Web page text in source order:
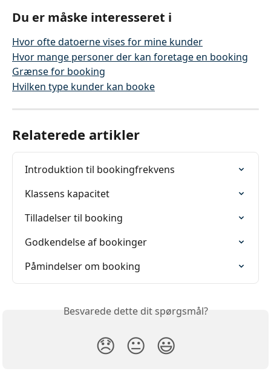
Du er måske interesseret i
Hvor ofte datoerne vises for mine kunder
Hvor mange personer der kan foretage en booking
Grænse for booking
Hvilken type kunder kan booke
Relaterede artikler
Introduktion til bookingfrekvens
Klassens kapacitet
Tilladelser til booking
Godkendelse af bookinger
Påmindelser om booking
Besvarede dette dit spørgsmål?
😞 😐 😃